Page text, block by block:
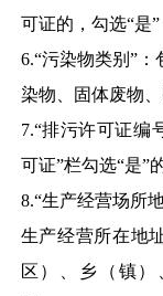
可证的，勾选“是”
6.“污染物类别”
染物、固体废物、
7.“排污许可证编
可证”栏勾选“是”
8.“生产经营场所
生产经营所在地
区）、乡（镇